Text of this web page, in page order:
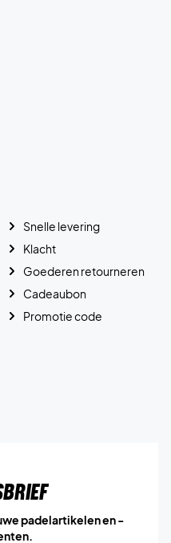
Snelle levering
Klacht
Goederen retourneren
Cadeaubon
Promotie code
padelartikelen en -